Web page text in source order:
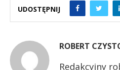
UDOSTĘPNIJ
ROBERT
Redakcyjny